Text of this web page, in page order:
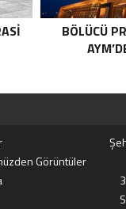
BÖLÜCÜ
Görüntüler